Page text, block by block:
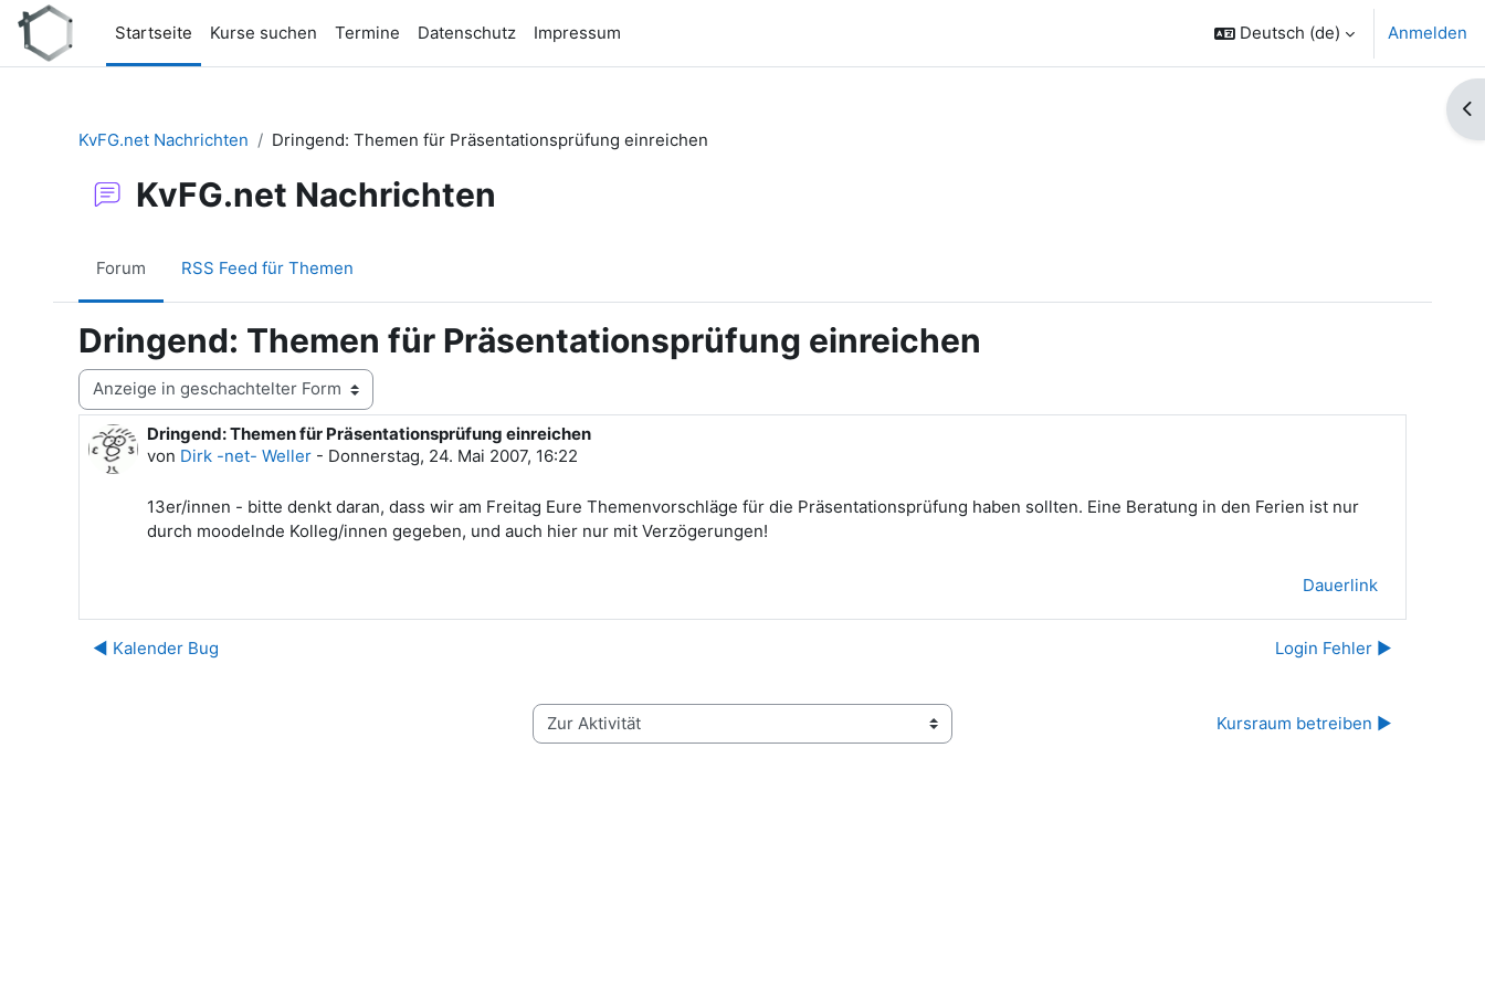
Zum Hauptinhalt
Startseite
Kurse suchen Termine Datenschutz Impressum Deutsch ‎(de)‎ Anmelden
KvFG.net Nachrichten
Dringend: Themen für Präsentationsprüfung einreichen
KvFG.net Nachrichten
Forum RSS Feed für Themen
Dringend: Themen für Präsentationsprüfung einreichen
Anzeigemodus
Dringend: Themen für Präsentationsprüfung einreichen
von Dirk -net- Weller - Donnerstag, 24. Mai 2007, 16:22
Anzahl Antworten: 0
13er/innen - bitte denkt daran, dass wir am Freitag Eure Themenvorschläge für die Präsentationsprüfung haben sollten. Eine Beratung in den Ferien ist nur
durch moodelnde Kolleg/innen gegeben, und auch hier nur mit Verzögerungen!
Dauerlink
◀︎ Kalender Bug Login Fehler ▶︎
Zur Aktivität Kursraum betreiben ▶︎